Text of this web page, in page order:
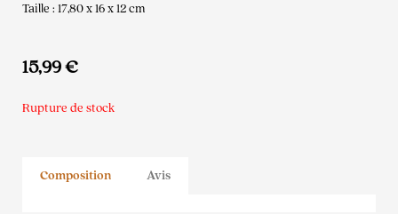
Taille : 17,80 x 16 x 12 cm
15,99€
Rupture de stock
Composition Avis